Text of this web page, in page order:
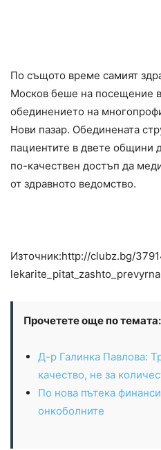
По същото време самият
Москов беше на посещение
обединението на
Нови пазар. Обединената
пациентите в двете общини
по-качествен достъп да
от здравното ведомство.
Източник:http://clubz.bg/
Прочетете още по темата:
Д-р Галинка Павлова:
качество, не за
По нова пътека
онкоболните